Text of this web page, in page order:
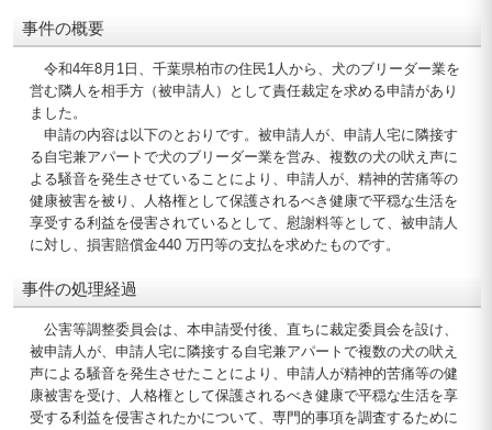
事件の概要
令和4年8月1日、千葉県柏市の住民1人から、犬のブリーダー業を
営む隣人を相手方（被申請人）として責任裁定を求める申請があり
ました。
申請の内容は以下のとおりです。被申請人が、申請人宅に隣接す
る自宅兼アパートで犬のブリーダー業を営み、複数の犬の吠え声に
よる騒音を発生させていることにより、申請人が、精神的苦痛等の
健康被害を被り、人格権として保護されるべき健康で平穏な生活を
享受する利益を侵害されているとして、慰謝料等として、被申請人
に対し、損害賠償金440 万円等の支払を求めたものです。
事件の処理経過
公害等調整委員会は、本申請受付後、直ちに裁定委員会を設け、
被申請人が、申請人宅に隣接する自宅兼アパートで複数の犬の吠え
声による騒音を発生させたことにより、申請人が精神的苦痛等の健
康被害を受け、人格権として保護されるべき健康で平穏な生活を享
受する利益を侵害されたかについて、専門的事項を調査するために